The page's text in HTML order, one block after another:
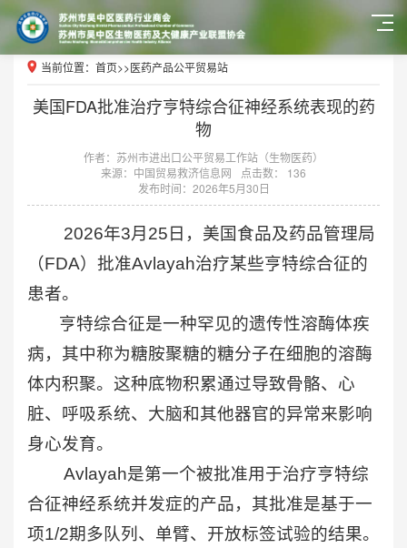
当前位置： 首页>>医药产品公平贸易站
美国FDA批准治疗亨特综合征神经系统表现的药
物
作者：苏州市进出口公平贸易工作站（生物医药）
来源：中国贸易救济信息网
点击数： 136
发布时间：2026年5月30日
2026年3月25日，美国食品及药品管理局
（FDA）批准Avlayah治疗某些亨特综合征的
患者。
亨特综合征是一种罕见的遗传性溶酶体疾
病，其中称为糖胺聚糖的糖分子在细胞的溶酶
体内积聚。这种底物积累通过导致骨骼、心
脏、呼吸系统、大脑和其他器官的异常来影响
身心发育。
Avlayah是第一个被批准用于治疗亨特综
合征神经系统并发症的产品，其批准是基于一
项1/2期多队列、单臂、开放标签试验的结果。